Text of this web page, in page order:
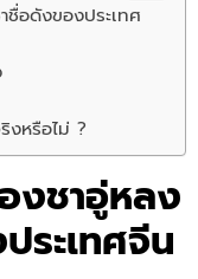
ชื่อดังของประเทศ
งหรือไม่ ?
งชาอู่หลง
ระเทศจีน